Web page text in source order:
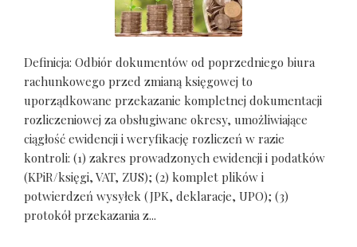
Definicja: Odbiór dokumentów od poprzedniego biura
rachunkowego przed zmianą księgowej to
uporządkowane przekazanie kompletnej dokumentacji
rozliczeniowej za obsługiwane okresy, umożliwiające
ciągłość ewidencji i weryfikację rozliczeń w razie
kontroli: (1) zakres prowadzonych ewidencji i podatków
(KPiR/księgi, VAT, ZUS); (2) komplet plików i
potwierdzeń wysyłek (JPK, deklaracje, UPO); (3)
protokół przekazania z...